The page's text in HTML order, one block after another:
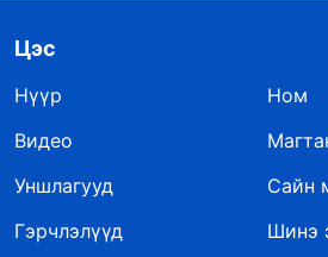
Цэс
Нүүр
Ном
Видео
Уншлагууд
Сайн
Гэрчлэлүүд
Шинэ